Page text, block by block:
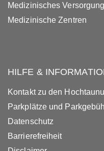
Medizinisches
Medizinische Zentren
HILFE &
Kontakt zu den
Parkplätze und
Datenschutz
Barrierefreiheit